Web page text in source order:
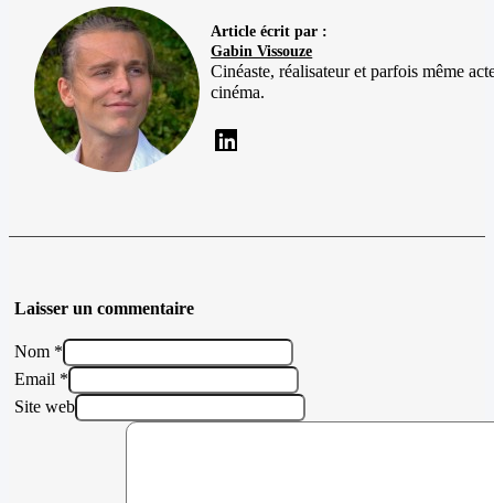
Article écrit par :
Gabin Vissouze
Cinéaste, réalisateur et parfois même
cinéma.
Laisser un commentaire
Nom *
Email *
Site web